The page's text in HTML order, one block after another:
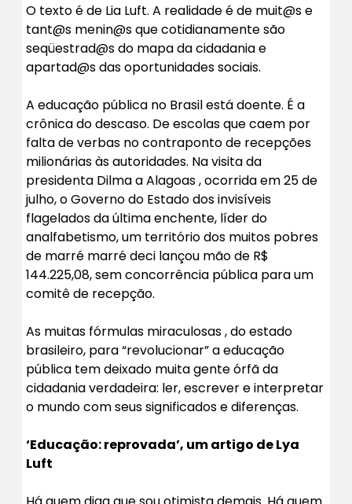
O texto é de Lia Luft. A realidade é de muit@s e
tant@s menin@s que cotidianamente são
seqüestrad@s do mapa da cidadania e
apartad@s das oportunidades sociais.
A educação pública no Brasil está doente. É a
crônica do descaso. De escolas que caem por
falta de verbas no contraponto de recepções
milionárias às autoridades. Na visita da
presidenta Dilma a Alagoas , ocorrida em 25 de
julho, o Governo do Estado dos invisíveis
flagelados da última enchente, líder do
analfabetismo, um território dos muitos pobres
de marré marré deci lançou mão de R$
144.225,08, sem concorrência pública para um
comitê de recepção.
As muitas fórmulas miraculosas , do estado
brasileiro, para “revolucionar” a educação
pública tem deixado muita gente órfã da
cidadania verdadeira: ler, escrever e interpretar
o mundo com seus significados e diferenças.
‘Educação: reprovada’, um artigo de Lya
Luft